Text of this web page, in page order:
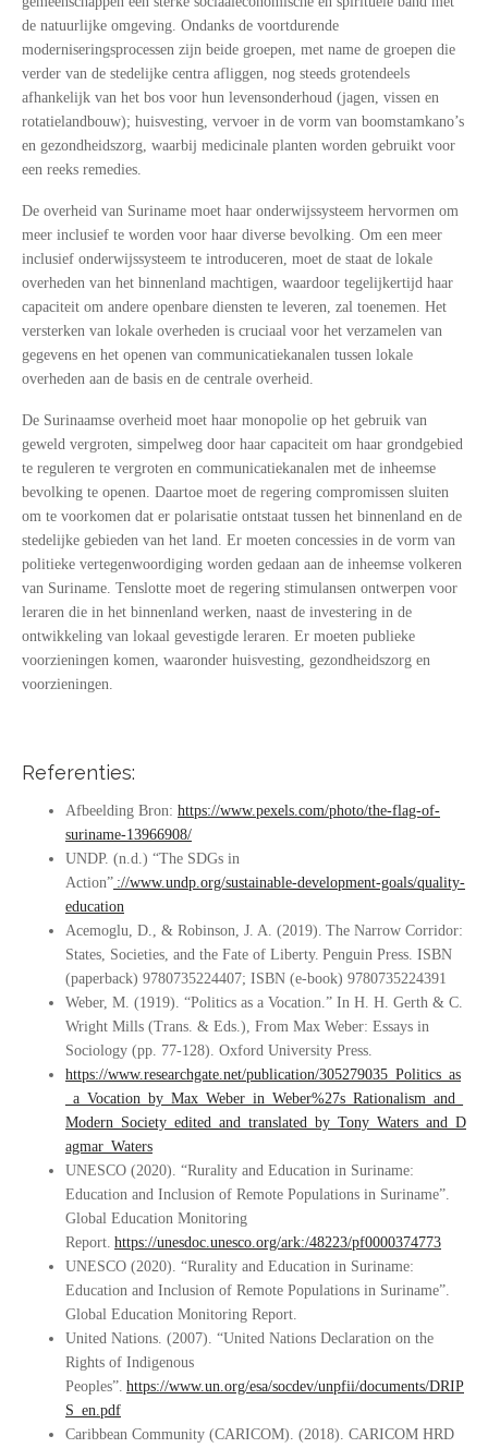
de natuurlijke omgeving. Ondanks de voortdurende
moderniseringsprocessen zijn beide groepen, met name de groepen die
verder van de stedelijke centra afliggen, nog steeds grotendeels
afhankelijk van het bos voor hun levensonderhoud (jagen, vissen en
rotatielandbouw); huisvesting, vervoer in de vorm van boomstamkano’s
en gezondheidszorg, waarbij medicinale planten worden gebruikt voor
een reeks remedies.
De overheid van Suriname moet haar onderwijssysteem hervormen om
meer inclusief te worden voor haar diverse bevolking. Om een meer
inclusief onderwijssysteem te introduceren, moet de staat de lokale
overheden van het binnenland machtigen, waardoor tegelijkertijd haar
capaciteit om andere openbare diensten te leveren, zal toenemen. Het
versterken van lokale overheden is cruciaal voor het verzamelen van
gegevens en het openen van communicatiekanalen tussen lokale
overheden aan de basis en de centrale overheid.
De Surinaamse overheid moet haar monopolie op het gebruik van
geweld vergroten, simpelweg door haar capaciteit om haar grondgebied
te reguleren te vergroten en communicatiekanalen met de inheemse
bevolking te openen. Daartoe moet de regering compromissen sluiten
om te voorkomen dat er polarisatie ontstaat tussen het binnenland en de
stedelijke gebieden van het land. Er moeten concessies in de vorm van
politieke vertegenwoordiging worden gedaan aan de inheemse volkeren
van Suriname. Tenslotte moet de regering stimulansen ontwerpen voor
leraren die in het binnenland werken, naast de investering in de
ontwikkeling van lokaal gevestigde leraren. Er moeten publieke
voorzieningen komen, waaronder huisvesting, gezondheidszorg en
voorzieningen.
Referenties:
Afbeelding Bron: https://www.pexels.com/photo/the-flag-of-
suriname-13966908/
UNDP. (n.d.) “The SDGs in
Action” ://www.undp.org/sustainable-development-goals/quality-
education
Acemoglu, D., & Robinson, J. A. (2019). The Narrow Corridor:
States, Societies, and the Fate of Liberty. Penguin Press. ISBN
(paperback) 9780735224407; ISBN (e-book) 9780735224391
Weber, M. (1919). “Politics as a Vocation.” In H. H. Gerth & C.
Wright Mills (Trans. & Eds.), From Max Weber: Essays in
Sociology (pp. 77-128). Oxford University Press.
https://www.researchgate.net/publication/305279035_Politics_as
_a_Vocation_by_Max_Weber_in_Weber%27s_Rationalism_and_
Modern_Society_edited_and_translated_by_Tony_Waters_and_D
agmar_Waters
UNESCO (2020). “Rurality and Education in Suriname:
Education and Inclusion of Remote Populations in Suriname”.
Global Education Monitoring
Report. https://unesdoc.unesco.org/ark:/48223/pf0000374773
UNESCO (2020). “Rurality and Education in Suriname:
Education and Inclusion of Remote Populations in Suriname”.
Global Education Monitoring Report.
United Nations. (2007). “United Nations Declaration on the
Rights of Indigenous
Peoples”. https://www.un.org/esa/socdev/unpfii/documents/DRIP
S_en.pdf
Caribbean Community (CARICOM). (2018). CARICOM HRD